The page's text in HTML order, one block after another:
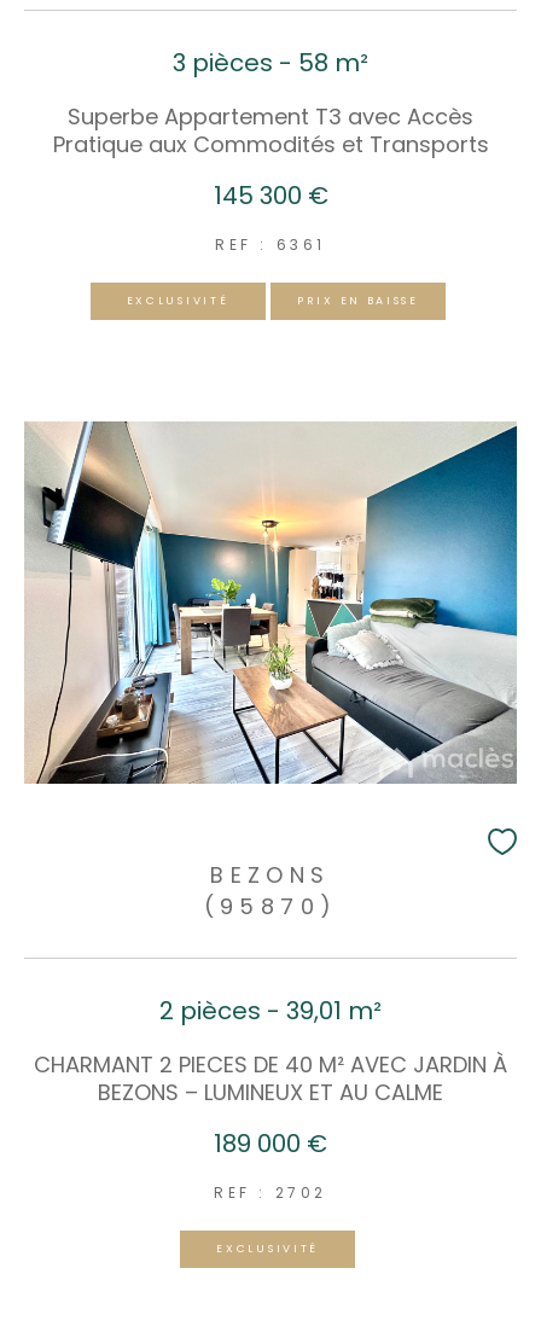
3 pièces - 58 m²
Superbe Appartement T3 avec Accès
Pratique aux Commodités et Transports
145 300 €
REF : 6361
EXCLUSIVITÉ PRIX EN BAISSE
BEZONS
(95870)
2 pièces - 39,01 m²
CHARMANT 2 PIECES DE 40 M² AVEC JARDIN À
BEZONS – LUMINEUX ET AU CALME
189 000 €
REF : 2702
EXCLUSIVITÉ